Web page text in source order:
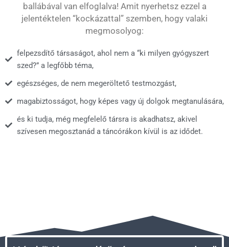
ballábával van elfoglalva! Amit nyerhetsz ezzel a
jelentéktelen “kockázattal” szemben, hogy valaki
megmosolyog:
felpezsdítő társaságot, ahol nem a “ki milyen gyógyszert
szed?” a legfőbb téma,
egészséges, de nem megeröltető testmozgást,
magabiztosságot, hogy képes vagy új dolgok megtanulására,
és ki tudja, még megfelelő társra is akadhatsz, akivel
szívesen megosztanád a táncórákon kívül is az idődet.